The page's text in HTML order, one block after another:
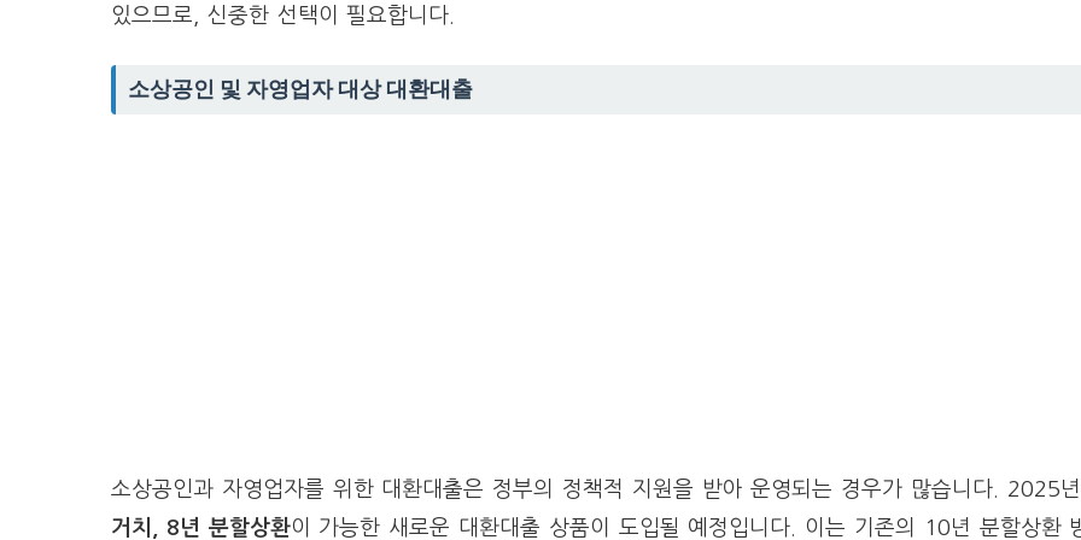
있으므로, 신중한 선택이 필요합니다.
소상공인 및 자영업자 대상 대환대출
소상공인과 자영업자를 위한 대환대출은 정부의 정책적 지원을 받아 운영되는 경우가 많습니다. 2025
거치, 8년 분할상환이 가능한 새로운 대환대출 상품이 도입될 예정입니다. 이는 기존의 10년 분할상환